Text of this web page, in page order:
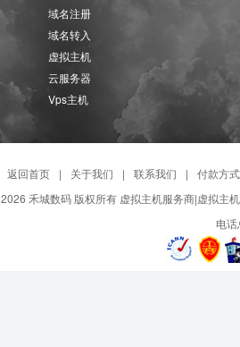
域名注册
域名转入
虚拟主机
云服务器
Vps主机
返回首页 | 关于我们 | 联系我们 |
付款方式
2026 禾城数码 版权所有 虚拟主机服务商|虚拟主
电